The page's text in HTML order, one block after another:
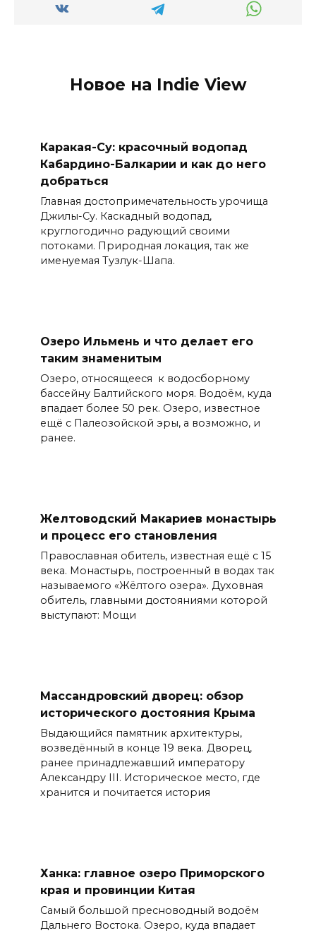
Новое на Indie View
Каракая-Су: красочный водопад
Кабардино-Балкарии и как до него
добраться
Главная достопримечательность урочища
Джилы-Су. Каскадный водопад,
круглогодично радующий своими
потоками. Природная локация, так же
именуемая Тузлук-Шапа.
Озеро Ильмень и что делает его
таким знаменитым
Озеро, относящееся к водосборному
бассейну Балтийского моря. Водоём, куда
впадает более 50 рек. Озеро, известное
ещё с Палеозойской эры, а возможно, и
ранее.
Желтоводский Макариев монастырь
и процесс его становления
Православная обитель, известная ещё с 15
века. Монастырь, построенный в водах так
называемого «Жёлтого озера». Духовная
обитель, главными достояниями которой
выступают: Мощи
Массандровский дворец: обзор
исторического достояния Крыма
Выдающийся памятник архитектуры,
возведённый в конце 19 века. Дворец,
ранее принадлежавший императору
Александру III. Историческое место, где
хранится и почитается история
Ханка: главное озеро Приморского
края и провинции Китая
Самый большой пресноводный водоём
Дальнего Востока. Озеро, куда впадает